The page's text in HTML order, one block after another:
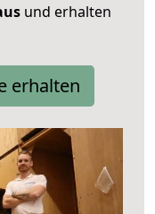
und erhalten
erhalten